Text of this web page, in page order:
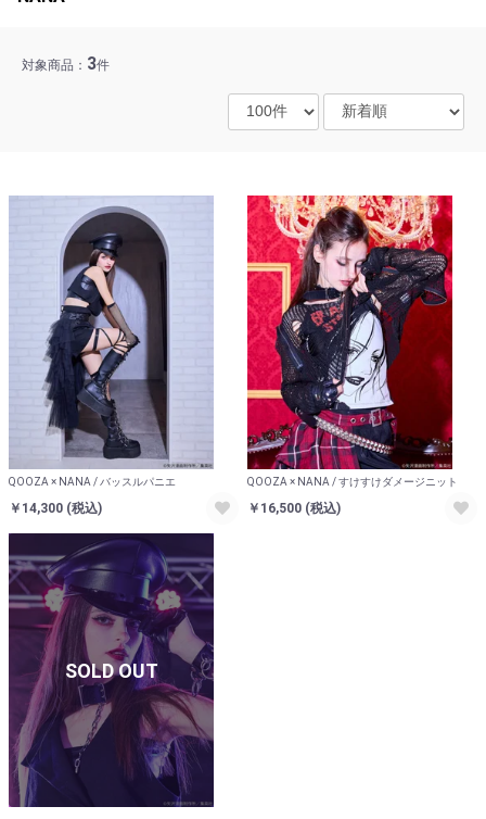
対象商品： 3件
QOOZA × NANA / バッスルパニエ
￥14,300 (税込)
QOOZA × NANA / すけすけダメージニット
￥16,500 (税込)
SOLD OUT
お買い物を続ける